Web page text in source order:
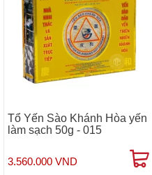
Tổ Yến Sào Khánh Hòa yến
làm sạch 50g - 015
3.560.000 VND